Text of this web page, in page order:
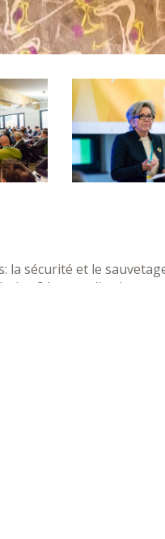
la sécurité et le
? Les applications